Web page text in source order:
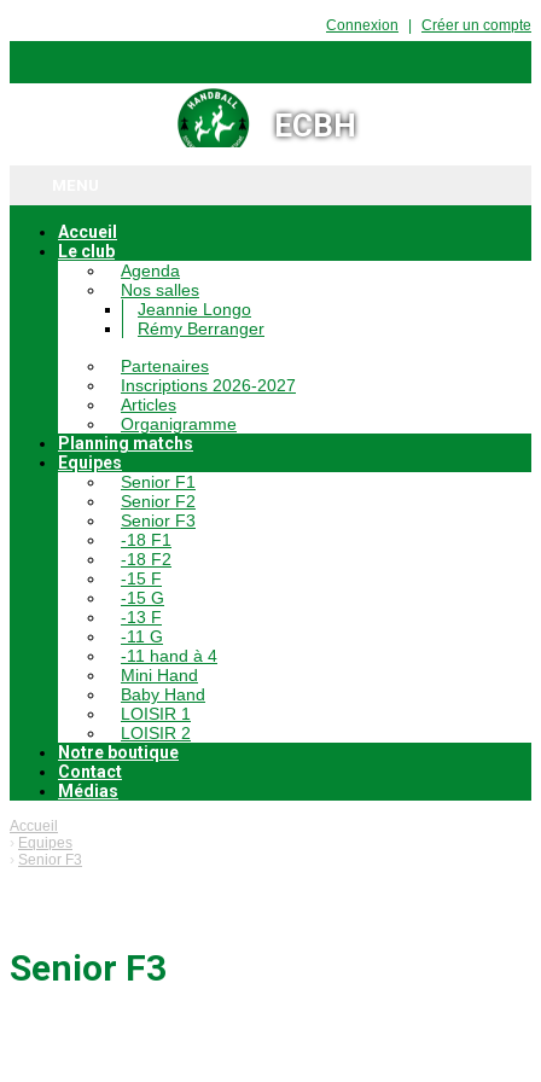
Connexion Créer un compte
ECBH
Accueil
Le club
Agenda
Nos salles
Jeannie Longo
Rémy Berranger
Partenaires
Inscriptions 2026-2027
Articles
Organigramme
Planning matchs
Equipes
Senior F1
Senior F2
Senior F3
-18 F1
-18 F2
-15 F
-15 G
-13 F
-11 G
-11 hand à 4
Mini Hand
Baby Hand
LOISIR 1
LOISIR 2
Notre boutique
Contact
Médias
Accueil
Equipes
Senior F3
Senior F3